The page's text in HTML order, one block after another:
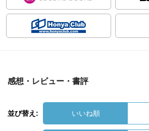
感想・レビュー・書評
並び替え: いいね順